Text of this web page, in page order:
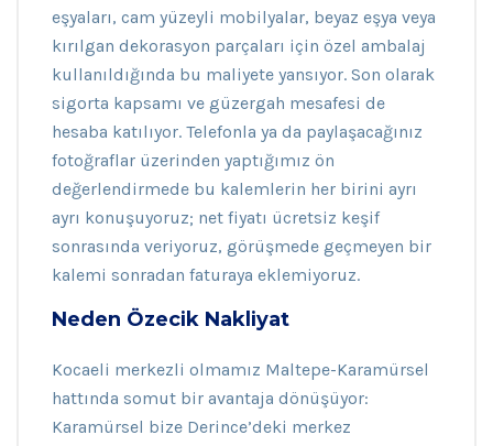
eşyaları, cam yüzeyli mobilyalar, beyaz eşya veya
kırılgan dekorasyon parçaları için özel ambalaj
kullanıldığında bu maliyete yansıyor. Son olarak
sigorta kapsamı ve güzergah mesafesi de
hesaba katılıyor. Telefonla ya da paylaşacağınız
fotoğraflar üzerinden yaptığımız ön
değerlendirmede bu kalemlerin her birini ayrı
ayrı konuşuyoruz; net fiyatı ücretsiz keşif
sonrasında veriyoruz, görüşmede geçmeyen bir
kalemi sonradan faturaya eklemiyoruz.
Neden Özecik Nakliyat
Kocaeli merkezli olmamız Maltepe-Karamürsel
hattında somut bir avantaja dönüşüyor:
Karamürsel bize Derince’deki merkez